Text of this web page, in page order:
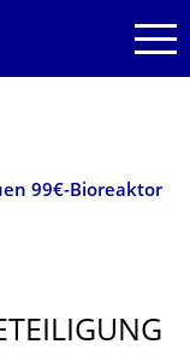
99€-Bioreaktor